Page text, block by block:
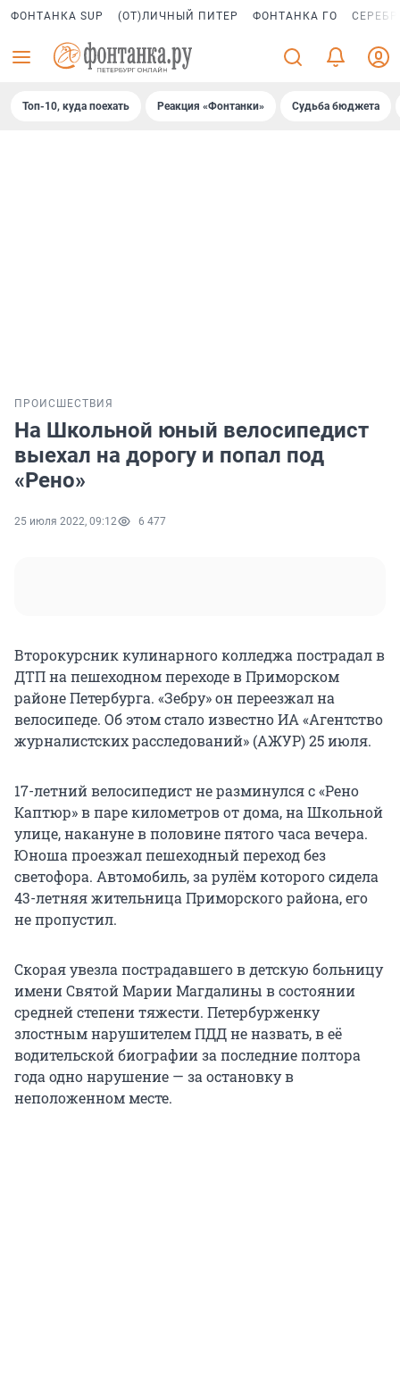
ФОНТАНКА SUP (ОТ)ЛИЧНЫЙ ПИТЕР ФОНТАНКА ГО
Топ-10, куда поехать Реакция «Фонтанки» Судьба бюджета
ПРОИСШЕСТВИЯ
На Школьной юный велосипедист
выехал на дорогу и попал под
«Рено»
25 июля 2022, 09:12 6 477
Второкурсник кулинарного колледжа пострадал в
ДТП на пешеходном переходе в Приморском
районе Петербурга. «Зебру» он переезжал на
велосипеде. Об этом стало известно ИА «Агентство
журналистских расследований» (АЖУР) 25 июля.
17-летний велосипедист не разминулся с «Рено
Каптюр» в паре километров от дома, на Школьной
улице, накануне в половине пятого часа вечера.
Юноша проезжал пешеходный переход без
светофора. Автомобиль, за рулём которого сидела
43-летняя жительница Приморского района, его
не пропустил.
Скорая увезла пострадавшего в детскую больницу
имени Святой Марии Магдалины в состоянии
средней степени тяжести. Петербурженку
злостным нарушителем ПДД не назвать, в её
водительской биографии за последние полтора
года одно нарушение — за остановку в
неположенном месте.